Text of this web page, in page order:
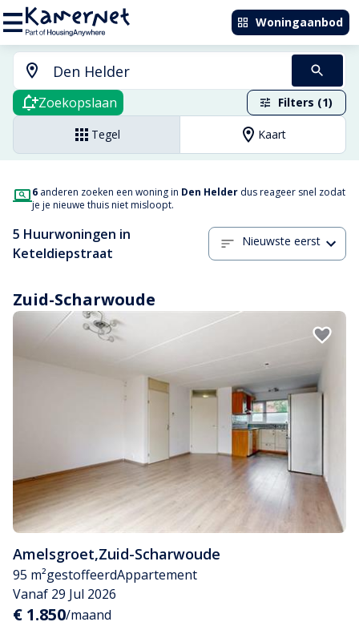
Woningaanbod
Zoekopslaan Filters (1)
Tegel Kaart
6 anderen zoeken een woning in Den Helder dus reageer snel zodat
je je nieuwe thuis niet misloopt.
5 Huurwoningen in
Keteldiepstraat
Nieuwste eerst
Zuid-Scharwoude
Amelsgroet,Zuid-Scharwoude
95 m²gestoffeerdAppartement
Vanaf 29 Jul 2026
€ 1.850/maand